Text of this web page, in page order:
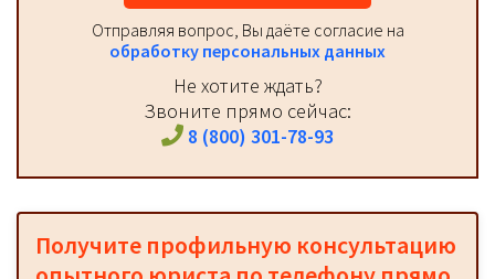
Отправляя вопрос, Вы даёте согласие на
обработку персональных данных
Не хотите ждать?
Звоните прямо сейчас:
8 (800) 301-78-93
Получите профильную консультацию